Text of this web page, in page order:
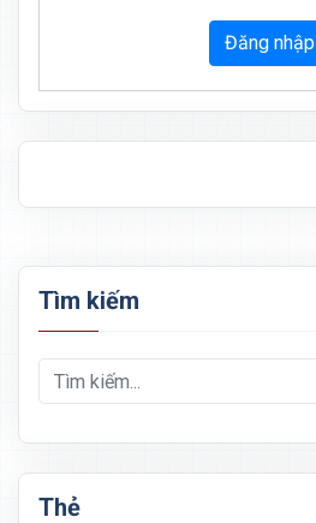
Đăng nhập
Tìm kiếm
Thẻ